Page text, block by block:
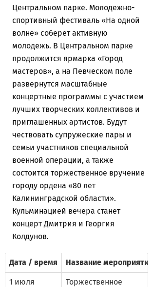
Центральном парке. Молодежно-
спортивный фестиваль «На одной
волне» соберет активную
молодежь. В Центральном парке
продолжится ярмарка «Город
мастеров», а на Певческом поле
развернутся масштабные
концертные программы с участием
лучших творческих коллективов и
приглашенных артистов. Будут
чествовать супружеские пары и
семьи участников специальной
военной операции, а также
состоится торжественное вручение
городу ордена «80 лет
Калининградской области».
Кульминацией вечера станет
концерт Дмитрия и Георгия
Колдунов.
Дата / время Название мероприятия
1 июля
Торжественное